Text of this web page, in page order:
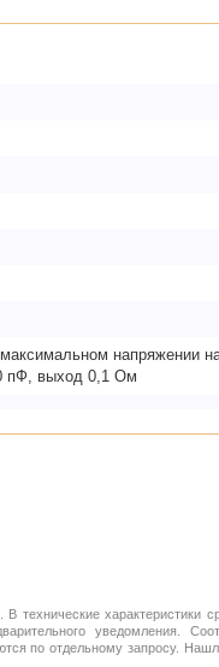
напряжении
пФ, выход 0,1 Ом
технические характеристики
уведомления.
по отдельному запросу.